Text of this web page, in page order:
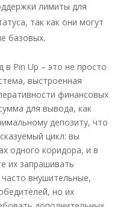
лимиты для
так как они могут
базовых.
Pin Up – это не просто
выстроенная
финансовых
для вывода, как
депозиту, что
цикл: вы
одного коридора, и в
их запрашивать
внушительные,
но их